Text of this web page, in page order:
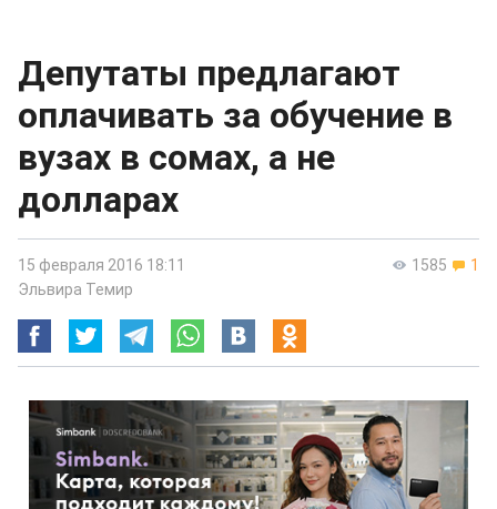
Депутаты предлагают
оплачивать за обучение в
вузах в сомах, а не
долларах
1585 1
15 февраля 2016 18:11
Эльвира Темир